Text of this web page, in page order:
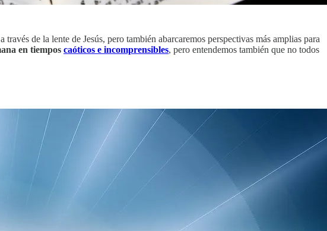
a través de la lente de Jesús, pero también abarcaremos perspectivas más amplias para
en tiempos caóticos e incomprensibles, pero entendemos también que no todos